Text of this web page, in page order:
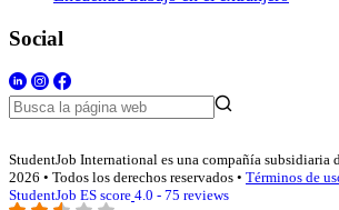
Social
StudentJob International es una compañía subsidiaria
2026 • Todos los derechos reservados • Términos de
StudentJob ES score 4.0 - 75 reviews